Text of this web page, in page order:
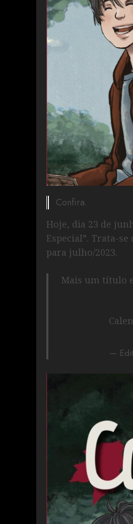
Confira.
Hoje, dia 23 de
Especial”. Trata-
para julho/2023.
Mais um título
—